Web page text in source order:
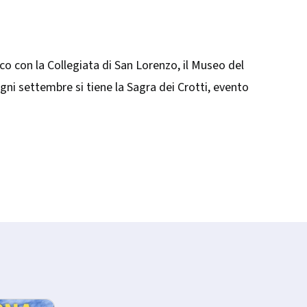
con la Collegiata di San Lorenzo, il Museo del
settembre si tiene la Sagra dei Crotti, evento